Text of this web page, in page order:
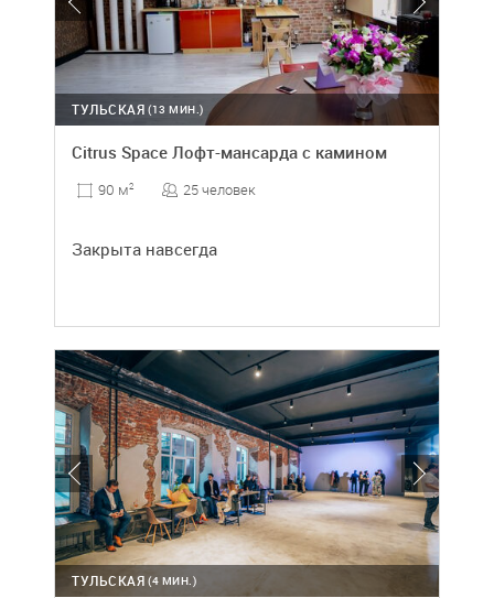
(13 МИН.)
ТУЛЬСКАЯ
Citrus Space Лофт-мансарда с камином
90 м2 25 человек
Закрыта навсегда
(4 МИН.)
ТУЛЬСКАЯ